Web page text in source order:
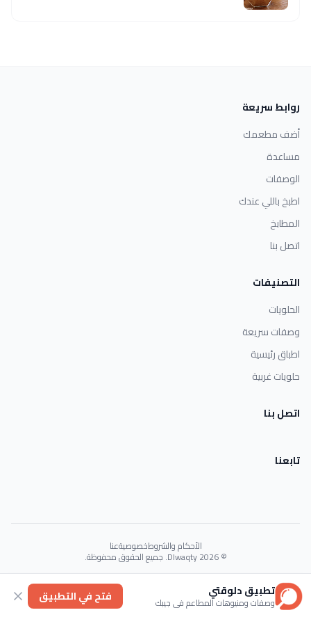
روابط سريعة
أضف مطعمك
مساعدة
الوصفات
اطبخ باللي عندك
المطابخ
اتصل بنا
التصنيفات
الحلويات
وصفات سريعة
اطباق رئيسية
حلويات غربية
اتصل بنا
تابعنا
الأحكام والشروطخصوصيةعنا
© 2026 Dlwaqty. جميع الحقوق محفوظة.
Powered byGAIT
تطبيق دلوقتي
وصفات ومنيوهات المطاعم في جيبك فتح في التطبيق